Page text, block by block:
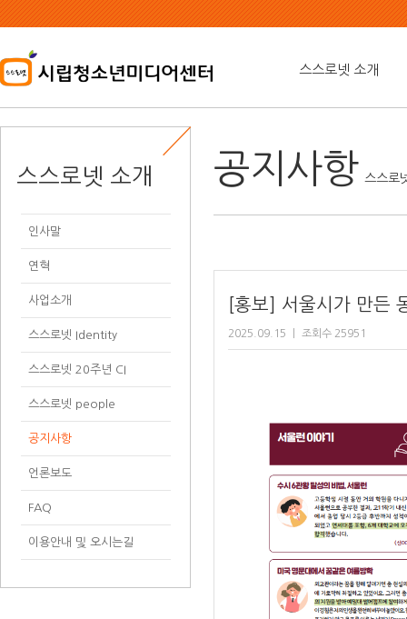
본
문
용
바
가
기
스스로넷 소개
스스로넷 소개
인사말
연혁
사업소개
스스로넷 Identity
스스로넷 20주년 CI
스스로넷 people
공지사항
언론보도
FAQ
이용안내 및 오시는길
공지사항 스스로
[홍보] 서울시가 만든
2025.09.15 조회수 25951